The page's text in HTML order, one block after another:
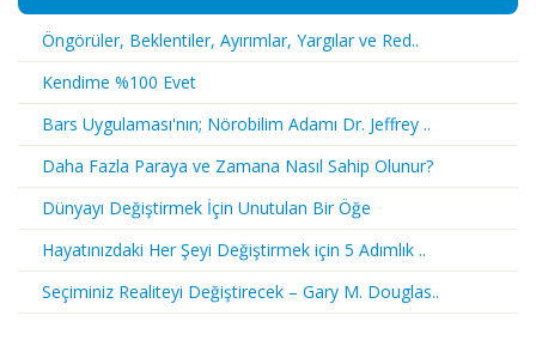
Öngörüler, Beklentiler, Ayırımlar, Yargılar ve Red..
Kendime %100 Evet
Bars Uygulaması'nın; Nörobilim Adamı Dr. Jeffrey ..
Daha Fazla Paraya ve Zamana Nasıl Sahip Olunur?
Dünyayı Değiştirmek İçin Unutulan Bir Öğe
Hayatınızdaki Her Şeyi Değiştirmek için 5 Adımlık ..
Seçiminiz Realiteyi Değiştirecek – Gary M. Douglas..